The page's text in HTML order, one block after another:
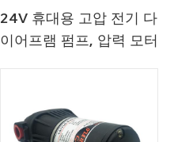
24V 휴대용 고압 전기 다
이어프램 펌프, 압력 모터